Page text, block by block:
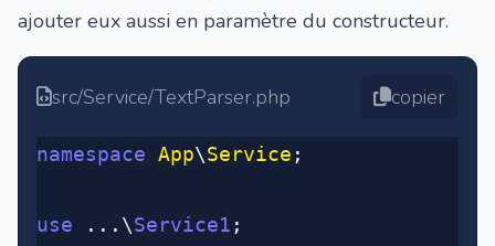
ajouter eux aussi en paramètre du constructeur.
src/Service/TextParser.php copier
namespace App\Service ;
use ... \Service1 ;